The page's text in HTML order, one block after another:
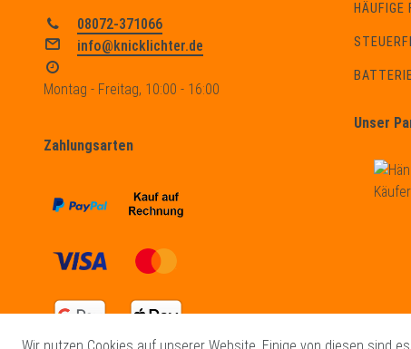
08072-371066
info@knicklichter.de
Montag - Freitag, 10:00 - 16:00
Zahlungsarten
HÄUFIGE
Unser